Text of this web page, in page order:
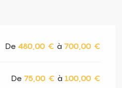
De 480,00 € à 700,00 €
De 75,00 € à 100,00 €